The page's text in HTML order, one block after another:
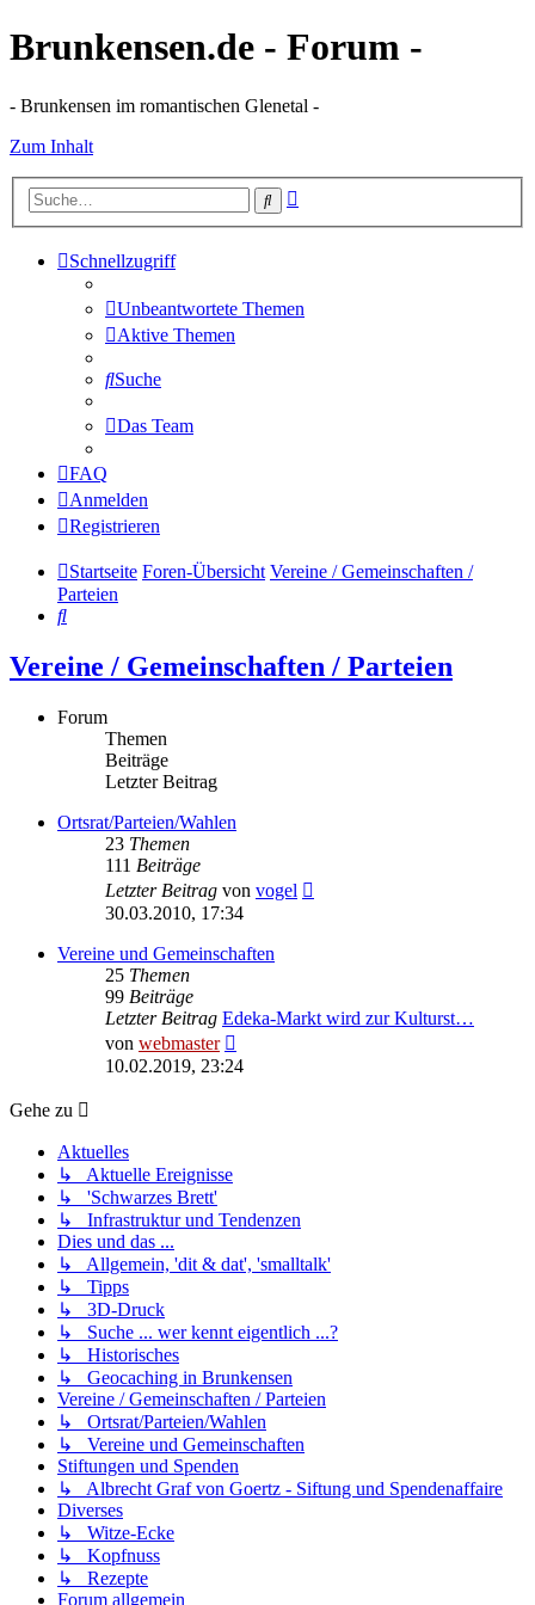
Brunkensen.de - Forum -
- Brunkensen im romantischen Glenetal -
Zum Inhalt
Suche
Schnellzugriff
Unbeantwortete Themen
Aktive Themen
Suche
Das Team
FAQ
Anmelden
Registrieren
Startseite Foren-Übersicht Vereine / Gemeinschaften /
Parteien
Suche
Vereine / Gemeinschaften / Parteien
Forum
Themen
Beiträge
Letzter Beitrag
Ortsrat/Parteien/Wahlen
23 Themen
111 Beiträge
Letzter Beitrag von vogel
30.03.2010, 17:34
Vereine und Gemeinschaften
25 Themen
99 Beiträge
Letzter Beitrag Edeka-Markt wird zur Kulturst…
von webmaster
Beitrag
10.02.2019, 23:24
Gehe zu
Aktuelles
↳ Aktuelle Ereignisse
↳ 'Schwarzes Brett'
↳ Infrastruktur und Tendenzen
Dies und das ...
↳ Allgemein, 'dit & dat', 'smalltalk'
↳ Tipps
↳ 3D-Druck
↳ Suche ... wer kennt eigentlich ...?
↳ Historisches
↳ Geocaching in Brunkensen
Vereine / Gemeinschaften / Parteien
↳ Ortsrat/Parteien/Wahlen
↳ Vereine und Gemeinschaften
Stiftungen und Spenden
↳ Albrecht Graf von Goertz - Siftung und Spendenaffaire
Diverses
↳ Witze-Ecke
↳ Kopfnuss
↳ Rezepte
Forum allgemein